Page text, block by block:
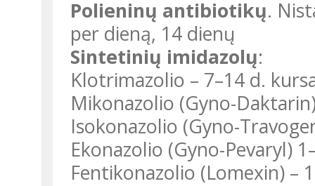
Polieninų antibiotikų.
per dieną, 14 dienų
Sintetinių imidazolų:
Klotrimazolio – 7–14 d.
Mikonazolio (Gyno-
Isokonazolio (Gyno-
Ekonazolio (Gyno-Pevaryl)
Fentikonazolio (Lomexin) –